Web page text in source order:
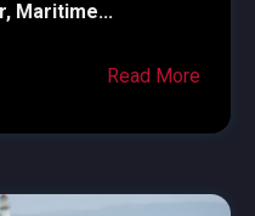
Maritime...
Read More